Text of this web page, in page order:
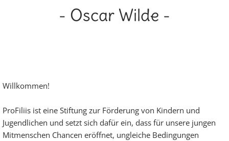
- Oscar Wilde -
Willkommen!
ProFiliis ist eine Stiftung zur Förderung von Kindern und
Jugendlichen und setzt sich dafür ein, dass für unsere jungen
Mitmenschen Chancen eröffnet, ungleiche Bedingungen